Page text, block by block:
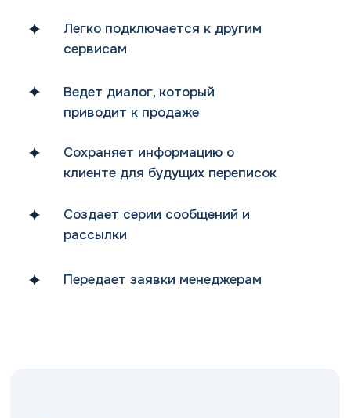
Легко подключается к другим
сервисам
Ведет диалог, который
приводит к продаже
Сохраняет информацию о
клиенте для будущих переписок
Создает серии сообщений и
рассылки
Передает заявки менеджерам